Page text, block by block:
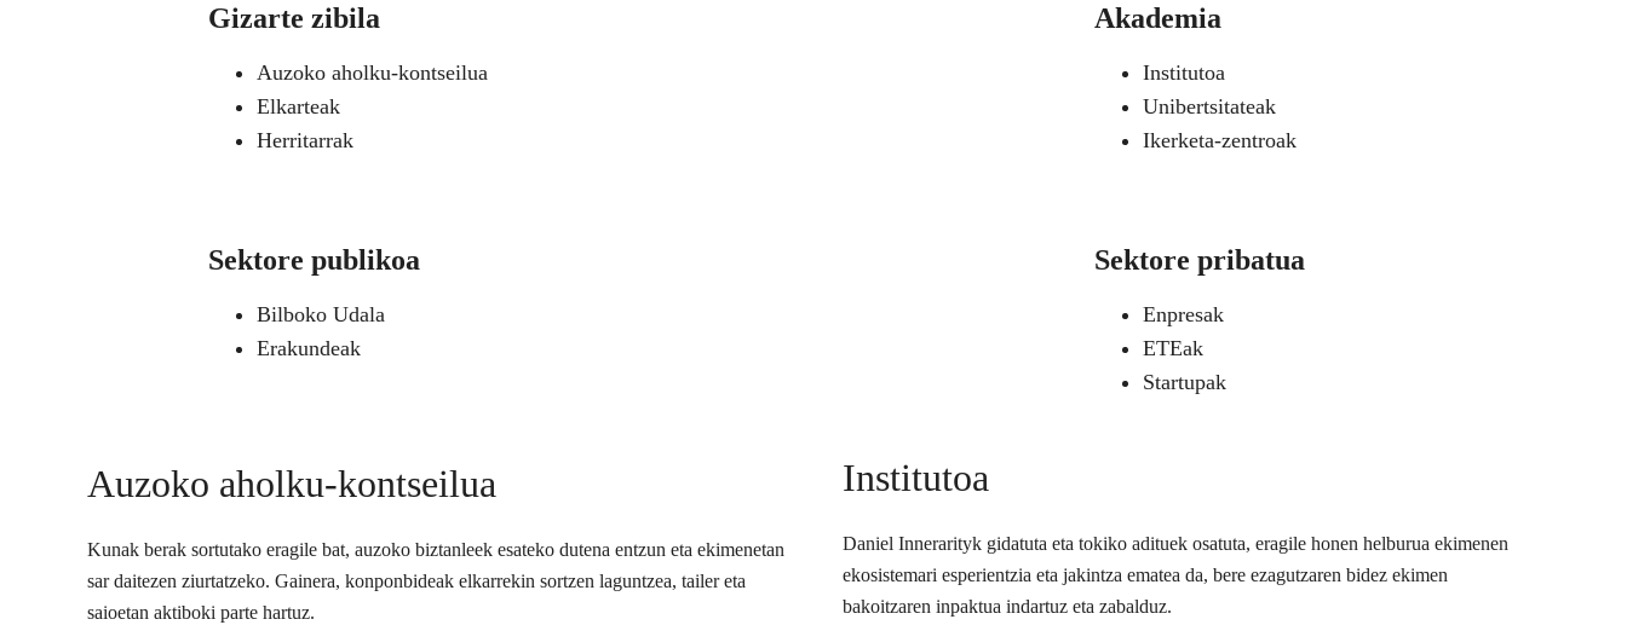
Gizarte zibila
Auzoko aholku-kontseilua
Elkarteak
Herritarrak
Sektore publikoa
Bilboko Udala
Erakundeak
Akademia
Institutoa
Unibertsitateak
Ikerketa-zentroak
Sektore pribatua
Enpresak
ETEak
Startupak
Auzoko aholku-kontseilua
Kunak berak sortutako eragile bat, auzoko biztanleek esateko dutena entzun eta ekimenetan
sar daitezen ziurtatzeko. Gainera, konponbideak elkarrekin sortzen laguntzea, tailer eta
saioetan aktiboki parte hartuz.
Institutoa
Daniel Innerarityk gidatuta eta tokiko adituek osatuta, eragile honen helburua ekimenen
ekosistemari esperientzia eta jakintza ematea da, bere ezagutzaren bidez ekimen
bakoitzaren inpaktua indartuz eta zabalduz.